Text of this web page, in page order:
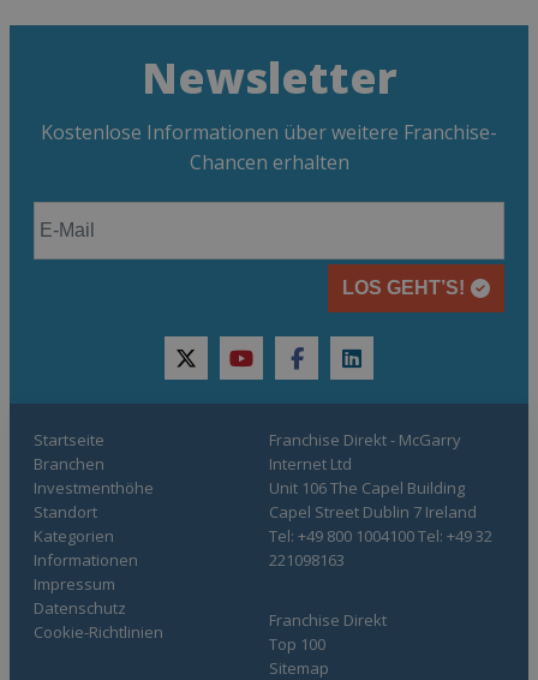
Newsletter
Kostenlose Informationen über weitere Franchise-
Chancen erhalten
LOS GEHT’S!
twitteryoutubefacebooklinkedin
Startseite
Branchen
Investmenthöhe
Standort
Kategorien
Informationen
Franchise Direkt
Top 100
Sitemap
Impressum
Datenschutz
Cookie-Richtlinien
Franchise Direkt - McGarry
Internet Ltd
Unit 106 The Capel Building
Capel Street Dublin 7 Ireland
Tel: +49 800 1004100 Tel: +49 32
221098163